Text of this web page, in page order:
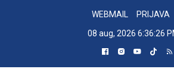
WEBMAIL
PRIJAVA
08 aug, 2026 6:36:27